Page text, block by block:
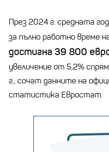
През 2024 г. средната
за пълно работно време
достигна 39 800
увеличение от 5,2%
г., сочат данните на
статистика Евростат.